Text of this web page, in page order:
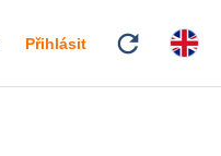
Přihlásit refresh